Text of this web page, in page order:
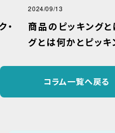
2024/09/13
商品のピッキング
グとは何かとピッ
コラム一覧へ戻る